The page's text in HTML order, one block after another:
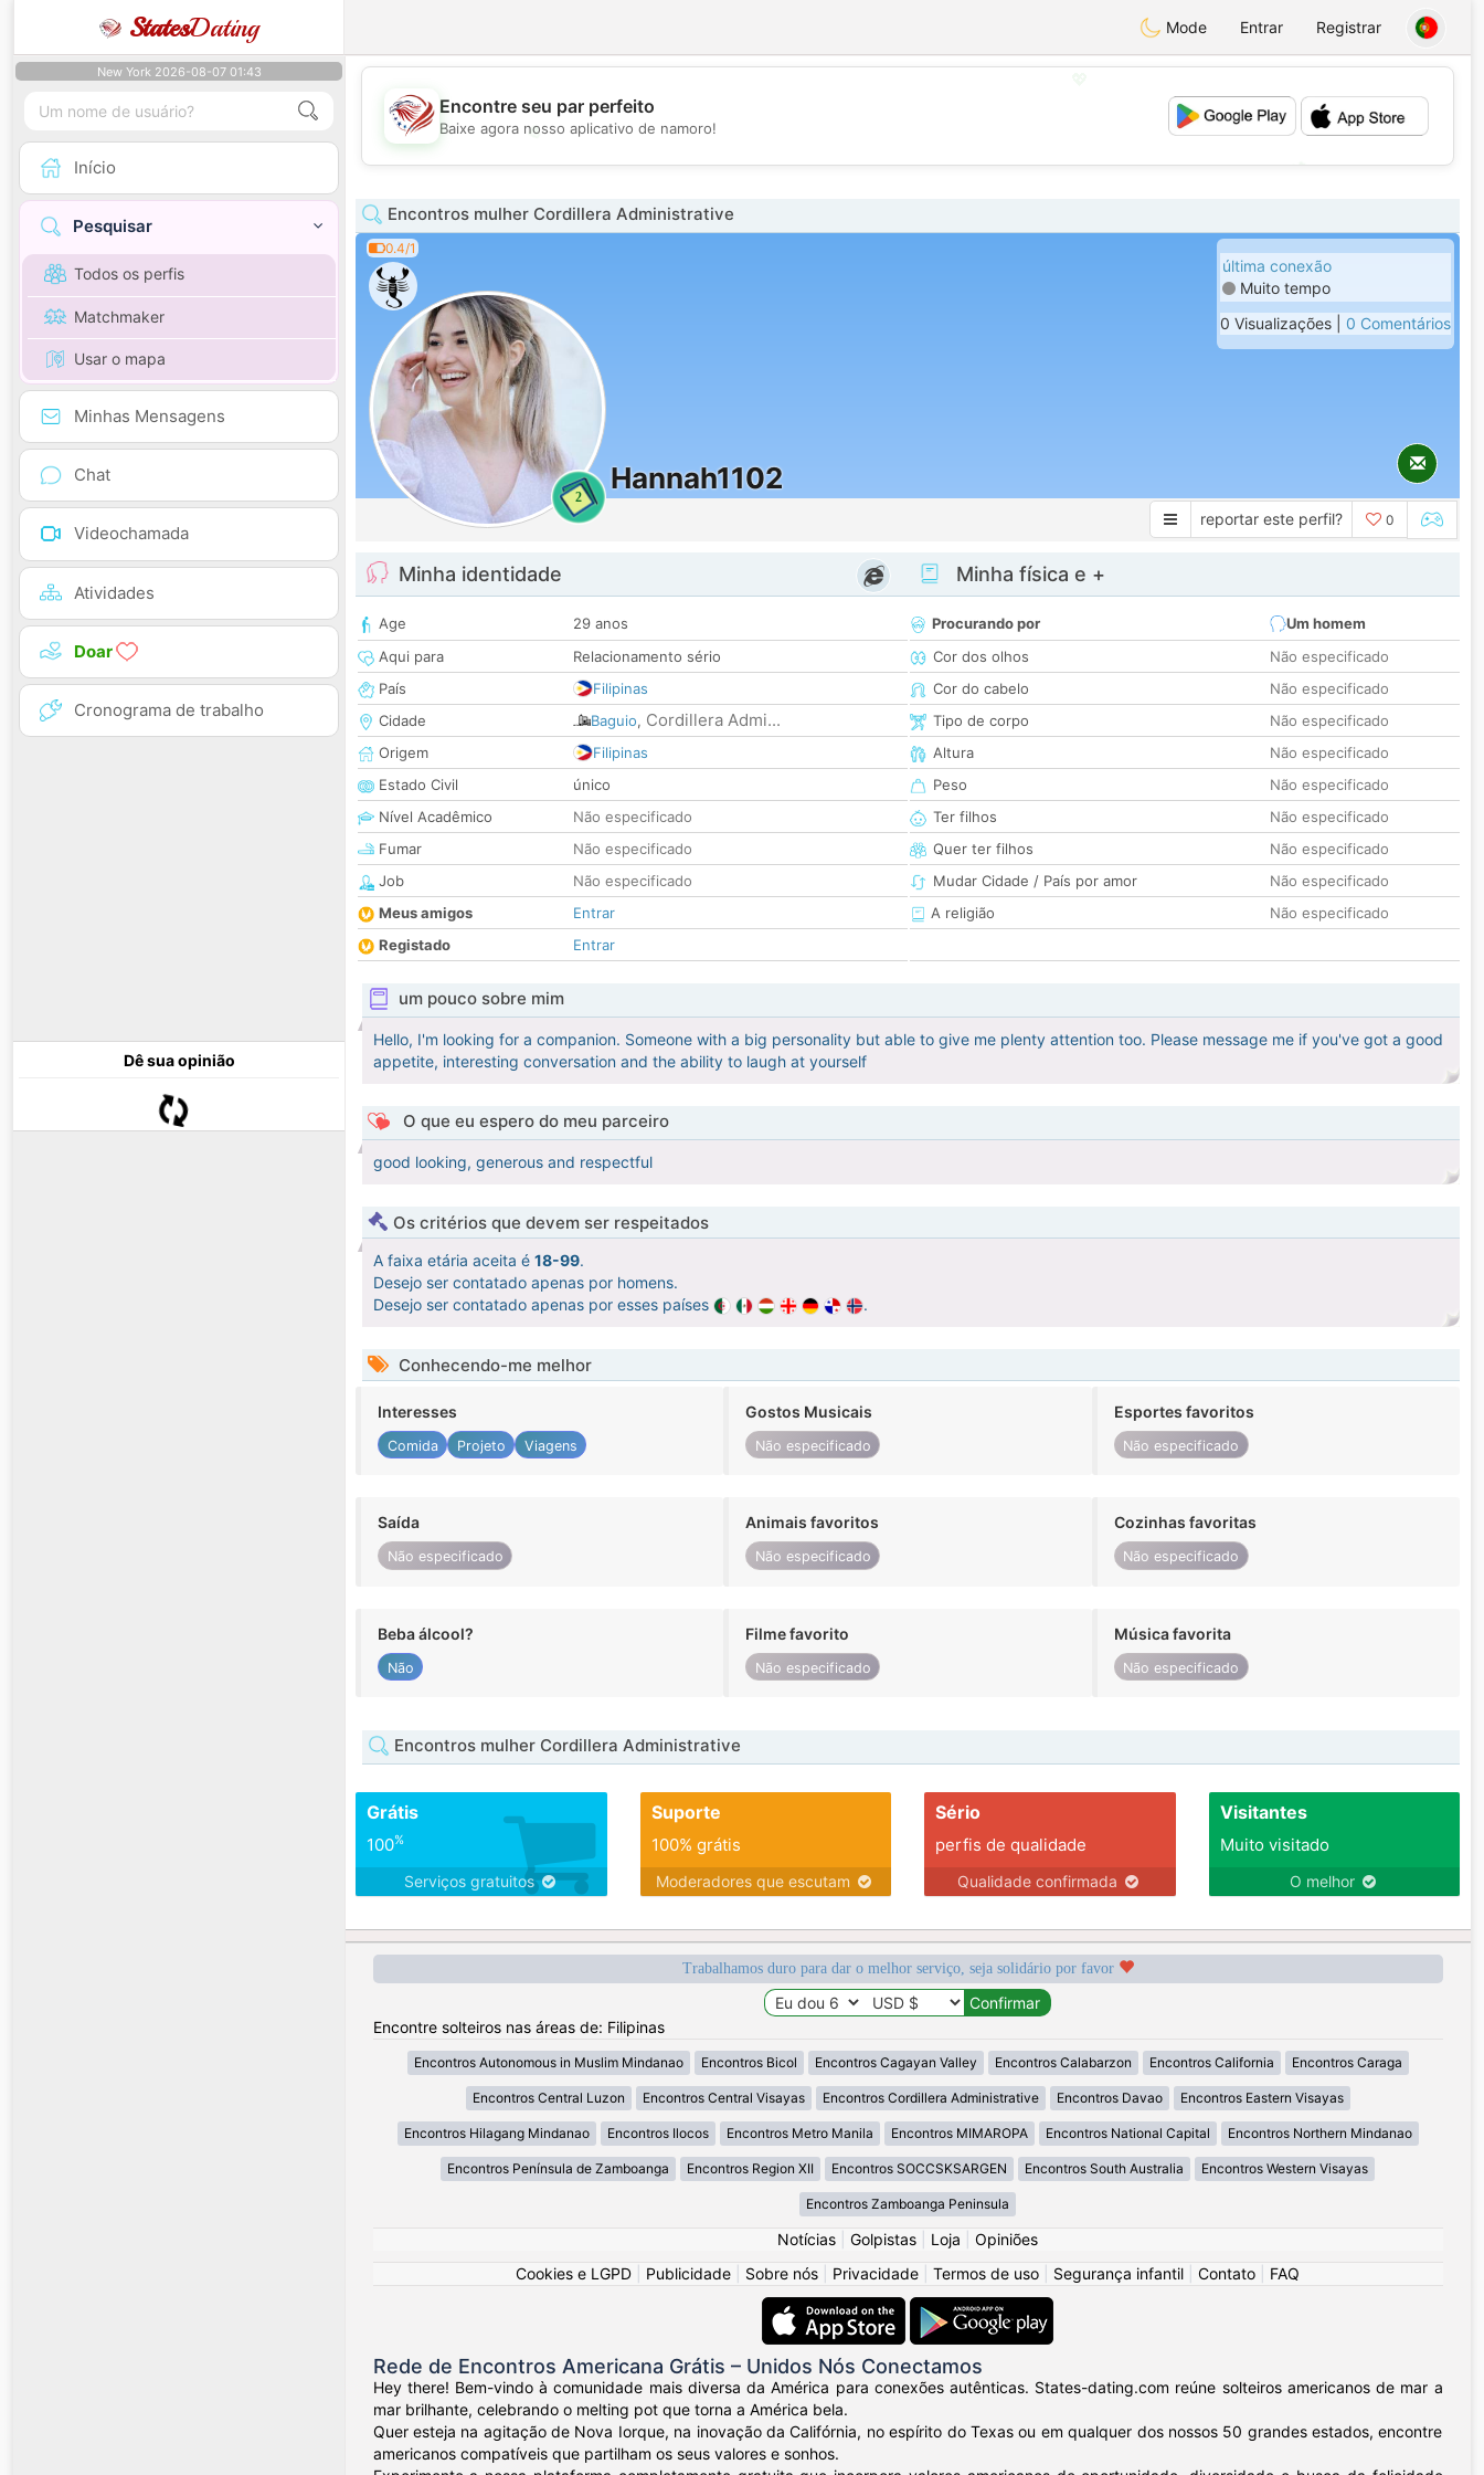
StatesDating Mode Entrar Registrar
New York 2026-08-07 01:43
Início
Pesquisar
Todos os perfis
Matchmaker
Usar o mapa
Minhas Mensagens
Chat
Videochamada
Atividades
Doar
Cronograma de trabalho
Dê sua opinião
💖
💕
Encontre seu par perfeito
Baixe agora nosso aplicativo de namoro!
Encontros mulher Cordillera Administrative
0.4/1
2
Hannah1102
última conexão
Muito tempo
0 Visualizações | 0 Comentários
reportar este perfil? 0
Minha identidade
Age
29 anos
Aqui para
Relacionamento sério
País
Filipinas
Cidade
Baguio, Cordillera Admi...
Origem
Filipinas
Estado Civil
único
Nível Acadêmico
Não especificado
Fumar
Não especificado
Job
Não especificado
Meus amigos
Entrar
Registado
Entrar
Minha física e +
Procurando por
Um homem
Cor dos olhos
Não especificado
Cor do cabelo
Não especificado
Tipo de corpo
Não especificado
Altura
Não especificado
Peso
Não especificado
Ter filhos
Não especificado
Quer ter filhos
Não especificado
Mudar Cidade / País por amor
Não especificado
A religião
Não especificado
um pouco sobre mim
Hello, I'm looking for a companion. Someone with a big personality but able to give me plenty attention too. Please message me if you've got a good
appetite, interesting conversation and the ability to laugh at yourself
O que eu espero do meu parceiro
good looking, generous and respectful
Os critérios que devem ser respeitados
A faixa etária aceita é 18-99.
Desejo ser contatado apenas por homens.
Desejo ser contatado apenas por esses países
.
Conhecendo-me melhor
Interesses
Comida Projeto Viagens
Gostos Musicais
Não especificado
Esportes favoritos
Não especificado
Saída
Não especificado
Animais favoritos
Não especificado
Cozinhas favoritas
Não especificado
Beba álcool?
Não
Filme favorito
Não especificado
Música favorita
Não especificado
Encontros mulher Cordillera Administrative
Grátis
100%
Serviços gratuitos
Suporte
100% grátis
Moderadores que escutam
Sério
perfis de qualidade
Qualidade confirmada
Visitantes
Muito visitado
O melhor
Trabalhamos duro para dar o melhor serviço, seja solidário por favor
Encontre solteiros nas áreas de: Filipinas
Encontros Autonomous in Muslim Mindanao Encontros Bicol Encontros Cagayan Valley Encontros Calabarzon Encontros California Encontros Caraga
Encontros Central Luzon Encontros Central Visayas Encontros Cordillera Administrative Encontros Davao Encontros Eastern Visayas
Encontros Hilagang Mindanao Encontros Ilocos Encontros Metro Manila Encontros MIMAROPA Encontros National Capital Encontros Northern Mindanao
Encontros Península de Zamboanga Encontros Region XII Encontros SOCCSKSARGEN Encontros South Australia Encontros Western Visayas
Encontros Zamboanga Peninsula
Notícias Golpistas Loja
Opiniões
Cookies e LGPD
Publicidade Sobre nós Privacidade Termos de uso Segurança infantil Contato FAQ
Rede de Encontros Americana Grátis – Unidos Nós Conectamos
Hey there! Bem-vindo à comunidade mais diversa da América para conexões autênticas. States-dating.com reúne solteiros americanos de mar a
mar brilhante, celebrando o melting pot que torna a América bela.
Quer esteja na agitação de Nova Iorque, na inovação da Califórnia, no espírito do Texas ou em qualquer dos nossos 50 grandes estados, encontre
americanos compatíveis que partilham os seus valores e sonhos.